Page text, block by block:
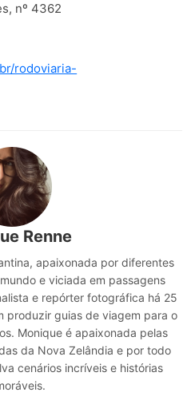
nº 4362
rodoviaria-
Renne
apaixonada por diferentes
e viciada em passagens
e repórter fotográfica há 25
produzir guias de viagem para o
Monique é apaixonada pelas
da Nova Zelândia e por todo
cenários incríveis e histórias